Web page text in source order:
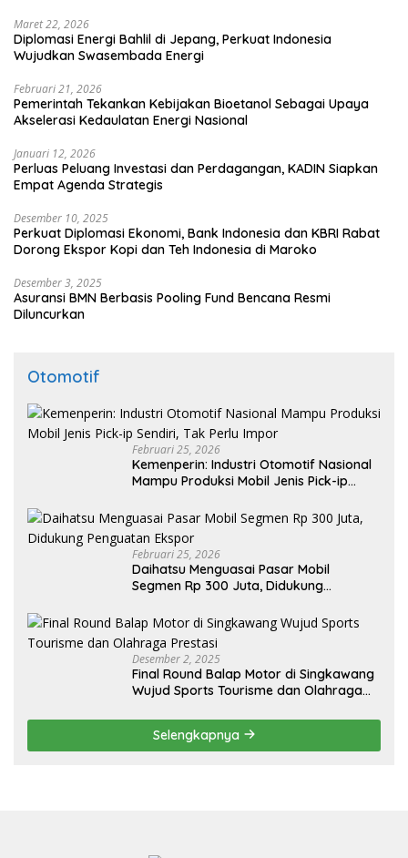
Maret 22, 2026
Diplomasi Energi Bahlil di Jepang, Perkuat Indonesia
Wujudkan Swasembada Energi
Februari 21, 2026
Pemerintah Tekankan Kebijakan Bioetanol Sebagai Upaya
Akselerasi Kedaulatan Energi Nasional
Januari 12, 2026
Perluas Peluang Investasi dan Perdagangan, KADIN Siapkan
Empat Agenda Strategis
Desember 10, 2025
Perkuat Diplomasi Ekonomi, Bank Indonesia dan KBRI Rabat
Dorong Ekspor Kopi dan Teh Indonesia di Maroko
Desember 3, 2025
Asuransi BMN Berbasis Pooling Fund Bencana Resmi
Diluncurkan
Otomotif
Februari 25, 2026
Kemenperin: Industri Otomotif Nasional
Mampu Produksi Mobil Jenis Pick-ip
Februari 25, 2026
Daihatsu Menguasai Pasar Mobil
Segmen Rp 300 Juta, Didukung
Desember 2, 2025
Final Round Balap Motor di Singkawang
Wujud Sports Tourisme dan Olahraga
Selengkapnya